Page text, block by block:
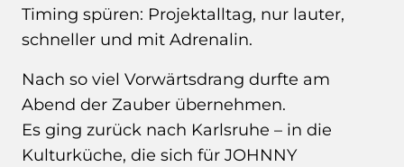
Timing spüren: Projektalltag, nur lauter,
schneller und mit Adrenalin.
Nach so viel Vorwärtsdrang durfte am
Abend der Zauber übernehmen.
Es ging zurück nach Karlsruhe – in die
Kulturküche, die sich für JOHNNY